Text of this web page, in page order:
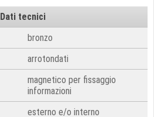
Dati tecnici
bronzo
arrotondati
magnetico per fissaggio
informazioni
esterno e/o interno